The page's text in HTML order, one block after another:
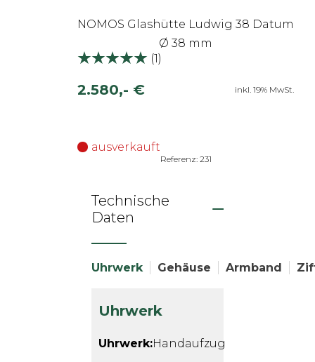
NOMOS Glashütte Ludwig 38 Datum
Ø 38 mm
(1)
2.580,- € inkl. 19% MwSt.
ausverkauft
Referenz: 231
Technische
Daten
Uhrwerk Gehäuse Armband
Uhrwerk
Uhrwerk:Handaufzug